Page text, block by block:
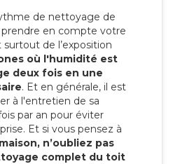
de nettoyage de
en compte votre
de l’exposition
où l'humidité est
deux fois en une
. Et en générale, il est
à l'entretien de sa
par an pour éviter
Et si vous pensez à
n’oubliez pas
complet du toit